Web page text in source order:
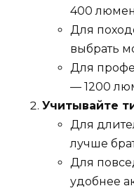
400
Для
выбрать
Для
— 1200
Учитывайте
Для
лучше
Для
удобнее